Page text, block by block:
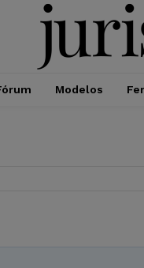
Modelos